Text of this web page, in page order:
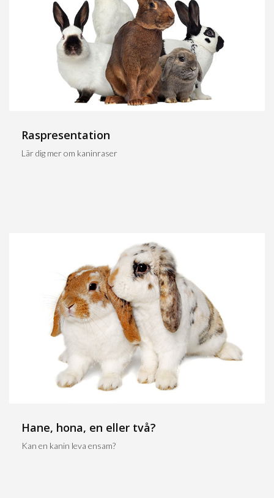
Raspresentation
Lär dig mer om kaninraser
Hane, hona, en eller två?
Kan en kanin leva ensam?